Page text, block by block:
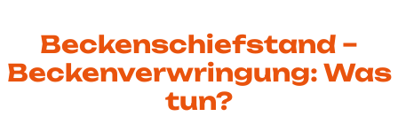
Beckenschiefstand –
Beckenverwringung: Was
tun?